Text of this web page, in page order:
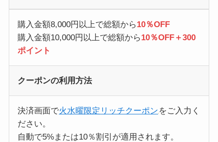
購入金額8,000円以上で総額から10％OFF
購入金額10,000円以上で総額から10％OFF＋300
ポイント
クーポンの利用方法
決済画面で火水曜限定リッチクーポン をご入力く
ださい。
自動で5%または10％割引が適用されます。